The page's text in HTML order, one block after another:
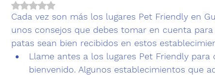
Obtuvo NaN de 5 estrellas.
Cada vez son más los lugares Pet Friendly en
unos consejos que debes tomar en cuenta
patas sean bien recibidos en estos
Llame antes a los lugares Pet Friendly para
bienvenido. Algunos establecimientos que